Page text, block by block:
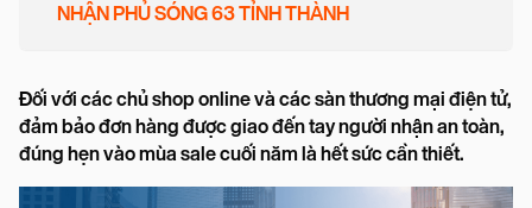
NHẬN PHỦ SÓNG 63 TỈNH THÀNH
Đối với các chủ shop online và các sàn thương mại điện tử,
đảm bảo đơn hàng được giao đến tay người nhận an toàn,
đúng hẹn vào mùa sale cuối năm là hết sức cần thiết.